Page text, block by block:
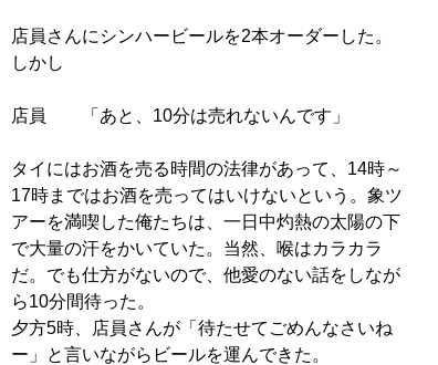
店員さんにシンハービールを2本オーダーした。
しかし
店員 「あと、10分は売れないんです」
タイにはお酒を売る時間の法律があって、14時～
17時まではお酒を売ってはいけないという。象ツ
アーを満喫した俺たちは、一日中灼熱の太陽の下
で大量の汗をかいていた。当然、喉はカラカラ
だ。でも仕方がないので、他愛のない話をしなが
ら10分間待った。
夕方5時、店員さんが「待たせてごめんなさいね
ー」と言いながらビールを運んできた。